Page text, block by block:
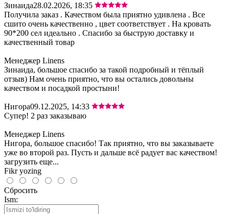
Зинаида28.02.2026, 18:35
Получила заказ . Качеством была приятно удивлена . Все
сшито очень качественно , цвет соответствует . На кровать
90*200 сел идеально . Спасибо за быструю доставку и
качественный товар
Менеджер Linens
Зинаида, большое спасибо за такой подробный и тёплый
отзыв) Нам очень приятно, что вы остались довольны
качеством и посадкой простыни!
Нигора09.12.2025, 14:33
Супер! 2 раз заказываю
Менеджер Linens
Нигора, большое спасибо! Так приятно, что вы заказываете
уже во второй раз. Пусть и дальше всё радует вас качеством!
загрузить еще...
Fikr yozing
Сбросить
Ism: